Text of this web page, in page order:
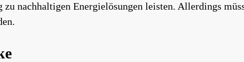
nachhaltigen Energielösungen leisten. Allerdings